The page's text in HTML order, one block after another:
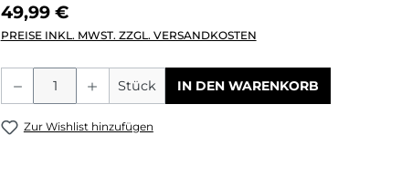
49,99 €
PREISE INKL. MWST. ZZGL. VERSANDKOSTEN
Produkt Anzahl: Gib den
Stück IN DEN WARENKORB
Zur Wishlist hinzufügen